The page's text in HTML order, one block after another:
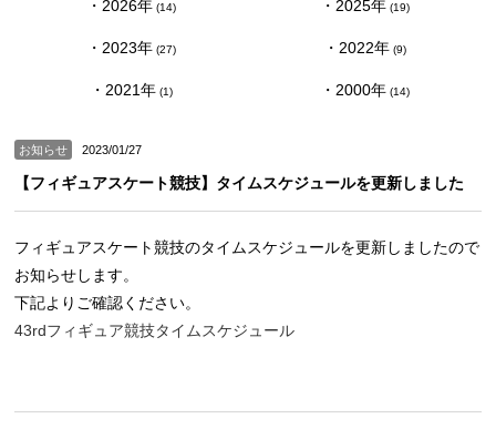
2026 (14) 2025 (19)
2023 (27) 2022 (9)
2021 (1) 2000 (14)
お知らせ 2023/01/27
【フィギュアスケート競技】タイムスケジュールを更新しました
フィギュアスケート競技のタイムスケジュールを更新しましたので
お知らせします。
下記よりご確認ください。
43rdフィギュア競技タイムスケジュール